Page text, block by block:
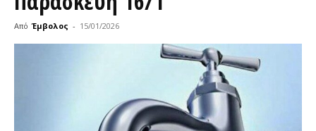
Από Έμβολος - 15/01/2026